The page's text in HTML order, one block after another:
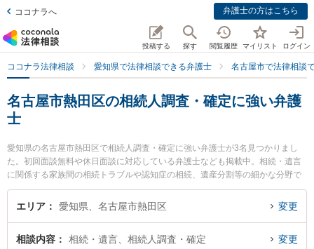
ココナラへ 弁護士の方はこちら
投稿する 探す 閲覧履歴 マイリスト ログイン
ココナラ法律相談 愛知県で法律相談できる弁護士 名古屋市で法律相談
名古屋市熱田区の相続人調査・確定に強い弁護
士
愛知県の名古屋市熱田区で相続人調査・確定に強い弁護士が3名見つかりまし
た。初回面談無料や休日面談に対応している弁護士なども掲載中。相続・遺言
に関係する家族間の相続トラブルや認知症の相続、遺産分割等の細かな分野で
の絞り込み検索もでき便利です。特に弁護士法人名古屋総合法律事務所 金山駅
前事務所の田村 淳弁護士や弁護士法人名古屋総合法律事務所 金山駅前事務所の
古屋市熱田区で土日や夜間に発生した相続人調査・確定のトラブルを今すぐに
エリア 愛知県、名古屋市熱田区 変更
相談内容 相続・遺言、相続人調査・確定 変更